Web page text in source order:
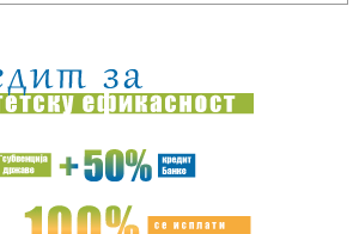
pre nego što su podigli trofej – vratio
novčanik u Čanju, pa uradile nešto što je
na nemačkom aerodromu: Vozač nogom